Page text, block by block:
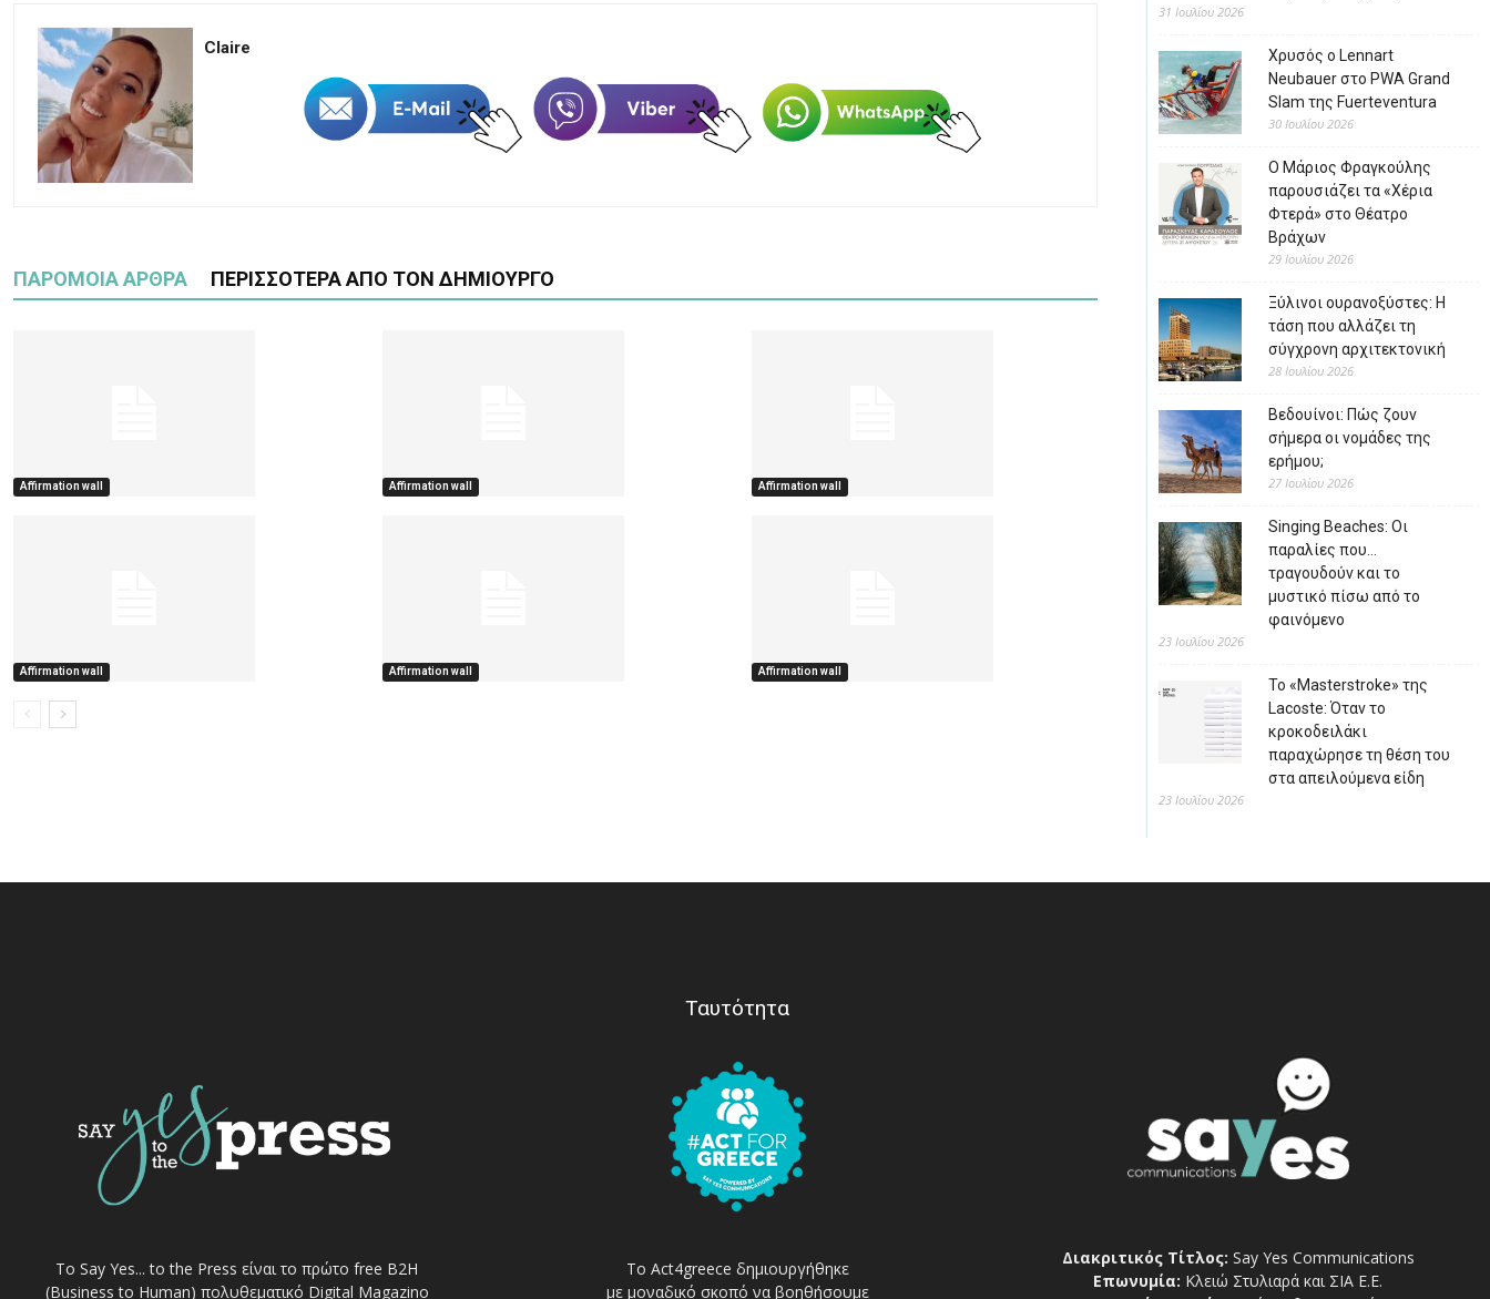
Claire
ΠΑΡΟΜΟΙΑ ΑΡΘΡΑ ΠΕΡΙΣΣΟΤΕΡΑ ΑΠΟ ΤΟΝ ΔΗΜΙΟΥΡΓΟ
Affirmation wall Affirmation wall Affirmation wall
Affirmation wall Affirmation wall Affirmation wall
31 Ιουλίου 2026
Χρυσός ο Lennart
Neubauer στο PWA Grand
Slam της Fuerteventura
30 Ιουλίου 2026
Ο Μάριος Φραγκούλης
παρουσιάζει τα «Χέρια
Φτερά» στο Θέατρο
Βράχων
29 Ιουλίου 2026
Ξύλινοι ουρανοξύστες: Η
τάση που αλλάζει τη
σύγχρονη αρχιτεκτονική
28 Ιουλίου 2026
Βεδουίνοι: Πώς ζουν
σήμερα οι νομάδες της
ερήμου;
27 Ιουλίου 2026
Singing Beaches: Οι
παραλίες που…
τραγουδούν και το
μυστικό πίσω από το
φαινόμενο
23 Ιουλίου 2026
Το «Masterstroke» της
Lacoste: Όταν το
κροκοδειλάκι
παραχώρησε τη θέση του
στα απειλούμενα είδη
23 Ιουλίου 2026
Το Say Yes... to the Press είναι το πρώτο free Β2Η
(Business to Human) πολυθεματικό Digital Magazino
Ταυτότητα
Το Act4greece δημιουργήθηκε
με μοναδικό σκοπό να βοηθήσουμε
Διακριτικός Τίτλος: Say Yes Communications
Επωνυμία: Κλειώ Στυλιαρά και ΣΙΑ Ε.Ε.